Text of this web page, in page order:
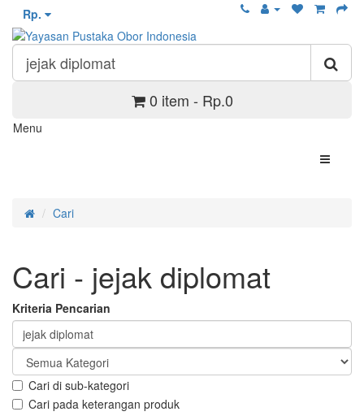
Rp.
0 item - Rp.0
Menu
Cari
Cari - jejak diplomat
Kriteria Pencarian
Cari di sub-kategori
Cari pada keterangan produk